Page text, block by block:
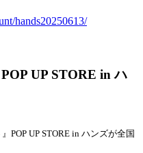
hands20250613/
UP STORE in ハ
UP STORE in ハンズが全国